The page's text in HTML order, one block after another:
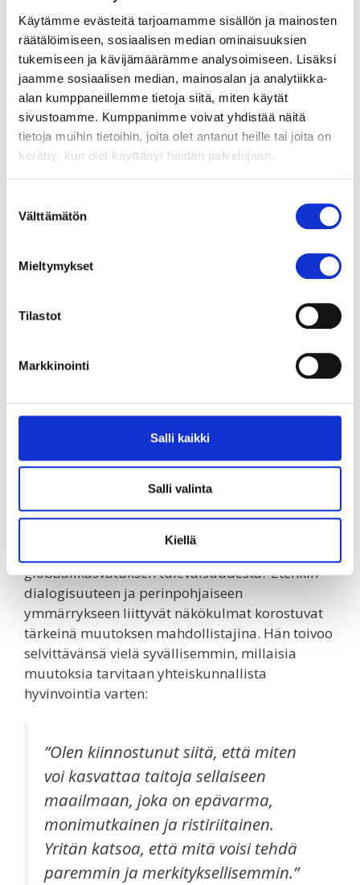
Käytämme evästeitä tarjoamamme sisällön ja mainosten
räätälöimiseen, sosiaalisen median ominaisuuksien
tukemiseen ja kävijämäärämme analysoimiseen. Lisäksi
jaamme sosiaalisen median, mainosalan ja analytiikka-
alan kumppaneillemme tietoja siitä, miten käytät
sivustoamme. Kumppanimme voivat yhdistää näitä
tietoja muihin tietoihin, joita olet antanut heille tai joita on
kerätty, kun olet käyttänyt heidän palvelujaan.
valinta
Välttämätön
Mieltymykset
Tilastot
Markkinointi
Salli kaikki
Salli valinta
Kiellä
Tulevaisuudessa tarvitaan yhteisiä
keskusteluita ja kärsivällistä
oppimista
Lukuvuoden 2026–2027 tulevaisuususkoa ja
toiveikkuutta pohdiskeleva kampanja tulee
Yhteistyökoulujen oppilaiden kanssa Sanni
tukevia ja heikentäviä tekijöitä paikallisesti sekä
globaalisti.
Maailmankansalaisen koulu -verkoston lisäksi
edellisen sijaisuuden aikana matkalla Nepalissa
havaitsi myös samankaltaisuuksia nuorten
kansalaistaitojen edistämistyössä. Hän
järjestää jälleen seuraavalle lukukaudelle
kehitysyhteistyön kumppaneiden kanssa
yhteistyötä.
globaalikasvatuksen tulevaisuudesta? Etenkin
dialogisuuteen ja perinpohjaiseen
ymmärrykseen liittyvät näkökulmat korostuvat
tärkeinä muutoksen mahdollistajina. Hän toivoo
selvittävänsä vielä syvällisemmin, millaisia
muutoksia tarvitaan yhteiskunnallista
hyvinvointia varten:
”Olen kiinnostunut siitä, että miten
voi kasvattaa taitoja sellaiseen
maailmaan, joka on epävarma,
monimutkainen ja ristiriitainen.
Yritän katsoa, että mitä voisi tehdä
paremmin ja merkityksellisemmin.”